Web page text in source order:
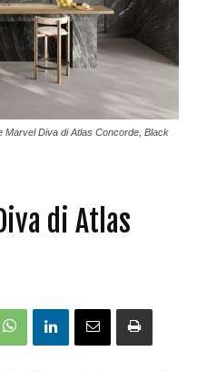
Marvel Diva di Atlas Concorde, Black
di Atlas